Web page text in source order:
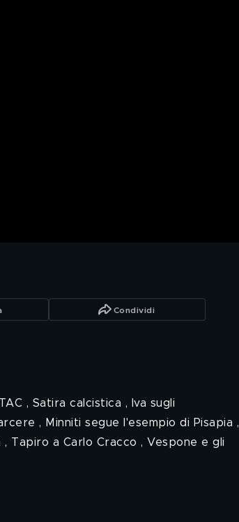
Condividi
, Satira calcistica , Iva sugli
, Minniti segue l'esempio di Pisapia ,
Tapiro a Carlo Cracco , Vespone e gli